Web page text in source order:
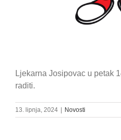
Ljekarna Josipovac u petak
raditi.
13. lipnja, 2024 Novosti